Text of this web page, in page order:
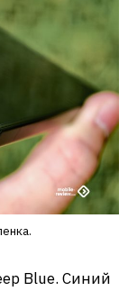
Blue. Синий